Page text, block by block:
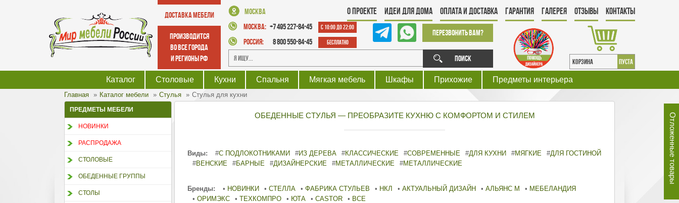
Доставка мебели
производится
во все города
и регионы РФ
Москва
Москва: +7 495 227-84-45 с 10:00 до 22:00
Россия: 8 800 550-84-45 Бесплатно
Перезвонить Вам?
Поиск КОРЗИНА пуста
О проекте Идеи для дома Оплата и Доставка Гарантия Галерея Отзывы Контакты
Каталог Столовые Кухни Спальня Мягкая мебель Шкафы Прихожие Предметы интерьера
Главная Каталог мебели Стулья Стулья для кухни
ОБЕДЕННЫЕ СТУЛЬЯ — ПРЕОБРАЗИТЕ КУХНЮ С КОМФОРТОМ И СТИЛЕМ
Виды: #С ПОДЛОКОТНИКАМИ #ИЗ ДЕРЕВА #КЛАССИЧЕСКИЕ #СОВРЕМЕННЫЕ #ДЛЯ КУХНИ #МЯГКИЕ #ДЛЯ ГОСТИНОЙ
#ВЕНСКИЕ #БАРНЫЕ #ДИЗАЙНЕРСКИЕ #МЕТАЛЛИЧЕСКИЕ #МЕТАЛЛИЧЕСКИЕ
Бренды: • НОВИНКИ • СТЕЛЛА • ФАБРИКА СТУЛЬЕВ • НКЛ • АКТУАЛЬНЫЙ ДИЗАЙН • АЛЬЯНС М • МЕБЕЛАНДИЯ
• ОРИМЭКС • ТЕХКОМПРО • ЮТА • CASTOR • ВСЕ
ПРЕДМЕТЫ МЕБЕЛИ
НОВИНКИ
РАСПРОДАЖА
СТОЛОВЫЕ
ОБЕДЕННЫЕ ГРУППЫ
СТОЛЫ
Отложенные товары